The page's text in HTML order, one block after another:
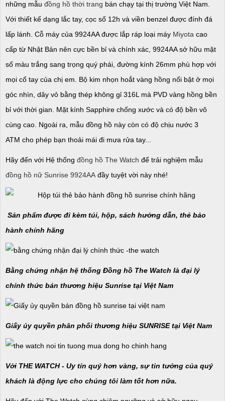
những mẫu đồng hồ thời trang bán chạy tại thị trường Việt Nam.
Với thiết kế dạng lắc tay, cọc số 12h và viền benzel được đính đá
lấp lánh. Cỗ máy của 9924AA được lắp ráp loại máy Miyota cao
cấp từ Nhật Bản nên cực bền bỉ và chính xác, 9924AA sở hữu mặt
số màu trắng sang trọng quý phái, đường kính 26mm phù hợp với
mọi cổ tay của chị em. Bộ kim nhọn hoắt vàng hồng nổi bật ở mọi
góc nhìn, dây vỏ bằng thép không gỉ 316L mà PVD vàng hồng bền
bỉ với thời gian. Mặt kính Sapphire chống xước và có độ bền vô
cùng cao. Ngoài ra, mẫu đồng hồ này còn có độ chịu nước 3
ATM cho phép bạn thoải mái đi mưa rửa tay...
Hãy đến với Hệ thống đồng hồ The Watch để trải nghiệm mẫu
đồng hồ nữ Sunrise 9924AA đầy tuyệt vời này nhé!
Sản phẩm được đi kèm túi, hộp, sách hướng dẫn, thẻ bảo
hành chính hãng
Bằng chứng nhận hệ thống Đồng hồ The Watch là đại lý
chính thức bán thương hiệu Sunrise tại Việt Nam
Giấy ủy quyền phân phối thương hiệu SUNRISE tại Việt Nam
Với THE WATCH - Uy tín quý hơn vàng, sự tin tưởng của quý
khách là động lực cho chúng tôi làm tốt hơn nữa.